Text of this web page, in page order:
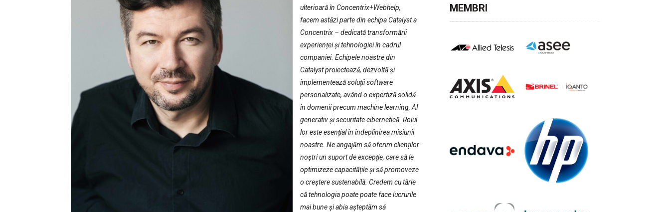
ulterioară în Concentrix+Webhelp,
facem astăzi parte din echipa Catalyst a
Concentrix – dedicată transformării
experienței și tehnologiei în cadrul
companiei. Echipele noastre din
Catalyst proiectează, dezvoltă și
implementează soluții software
personalizate, având o expertiză solidă
în domenii precum machine learning, AI
generativ și securitate cibernetică. Rolul
lor este esențial în îndeplinirea misiunii
noastre. Ne angajăm să oferim clienților
noștri un suport de excepție, care să le
optimizeze capacitățile și să promoveze
o creștere sustenabilă. Credem cu tărie
că tehnologia poate poate face lucrurile
mai bune și abia așteptăm să
MEMBRI